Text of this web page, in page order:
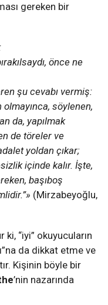
gereken bir
önce ne
şu cevabı vermiş:
söylenen,
da, yapılmak
de töreler ve
yoldan çıkar;
içinde kalır. İşte,
başıboş
(Mirzabeyoğlu,
“iyi” okuyucuların
da dikkat etme ve
Kişinin böyle bir
’nin nazarında